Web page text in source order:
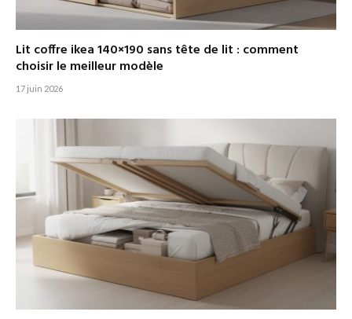
Lit coffre ikea 140×190 sans tête de lit : comment
choisir le meilleur modèle
17 juin 2026